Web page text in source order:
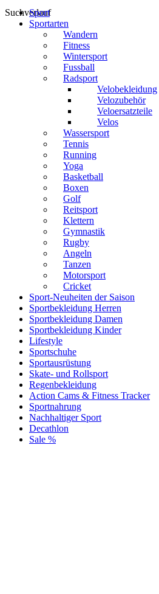
Suchverlauf
Sport
Sportarten
Wandern
Fitness
Wintersport
Fussball
Radsport
Velobekleidung
Velozubehör
Veloersatzteile
Velos
Wassersport
Tennis
Running
Yoga
Basketball
Boxen
Golf
Reitsport
Klettern
Gymnastik
Rugby
Angeln
Tanzen
Motorsport
Cricket
Sport-Neuheiten der Saison
Sportbekleidung Herren
Sportbekleidung Damen
Sportbekleidung Kinder
Lifestyle
Sportschuhe
Sportausrüstung
Skate- und Rollsport
Regenbekleidung
Action Cams & Fitness Tracker
Sportnahrung
Nachhaltiger Sport
Decathlon
Sale %